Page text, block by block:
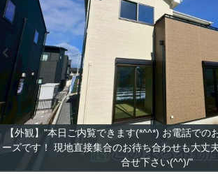
【外観】"本日ご内覧できます(*^^*) お電話での
ーズです！ 現地直接集合のお待ち合わせも大丈
合せ下さい(^^)/"